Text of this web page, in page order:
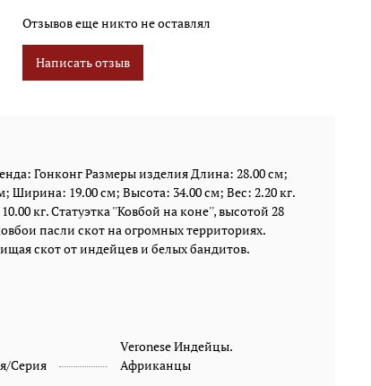
Отзывов еще никто не оставлял
Написать отзыв
Гонконг Размеры изделия Длина: 28.00 см;
Ширина: 19.00 см; Высота: 34.00 см; Вес: 2.20 кг.
кг. Статуэтка ''Ковбой на коне'', высотой 28
пасли скот на огромных территориях.
скот от индейцев и белых бандитов.
Серия
Veronese Индейцы.
Африканцы